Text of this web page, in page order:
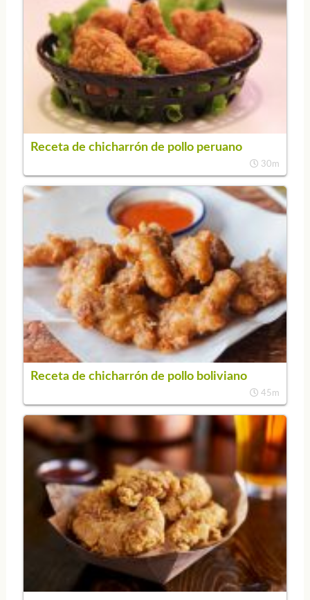
Receta de chicharrón de pollo peruano
30m
Receta de chicharrón de pollo boliviano
45m